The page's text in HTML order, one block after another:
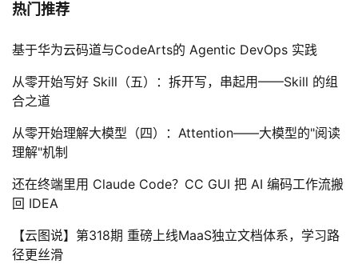
热门推荐
基于华为云码道与CodeArts的 Agentic DevOps 实践
从零开始写好 Skill（五）：拆开写，串起用——Skill 的组
合之道
从零开始理解大模型（四）：Attention——大模型的"阅读
理解"机制
还在终端里用 Claude Code？CC GUI 把 AI 编码工作流搬
回 IDEA
【云图说】第318期 重磅上线MaaS独立文档体系，学习路
径更丝滑